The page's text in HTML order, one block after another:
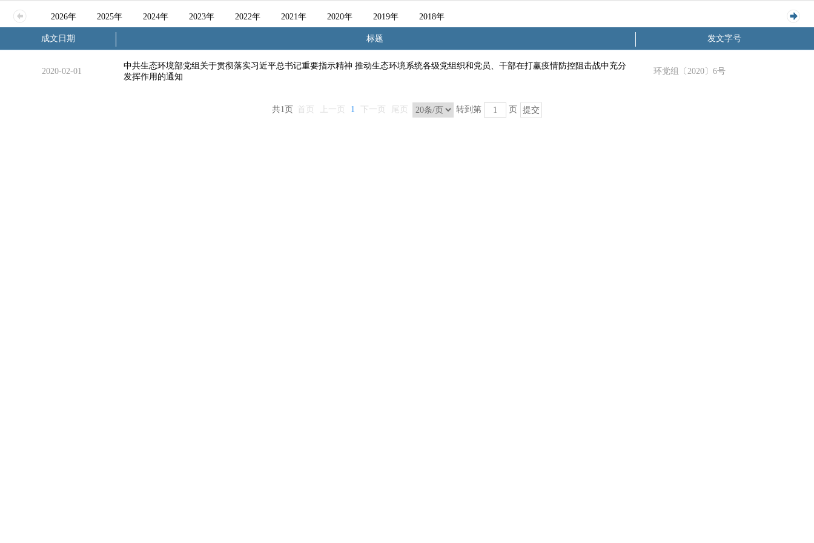
2026年 2025年 2024年 2023年 2022年 2021年 2020年 2019年 2018年
成文日期 标题 发文字号
2020-02-01
中共生态环境部党组关于贯彻落实习近平总书记重要指示精神 推动生态环境系统各级党组织和党员、干部在打赢疫情防控阻击战中充分
发挥作用的通知
环党组〔2020〕6号
共1页 首页 上一页 1 下一页 尾页 转到第 页 提交